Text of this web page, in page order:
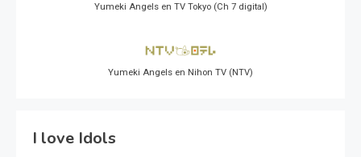
Yumeki Angels en TV Tokyo (Ch 7 digital)
Yumeki Angels en Nihon TV (NTV)
I love Idols